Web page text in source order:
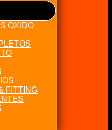
OXIDO
FITTING